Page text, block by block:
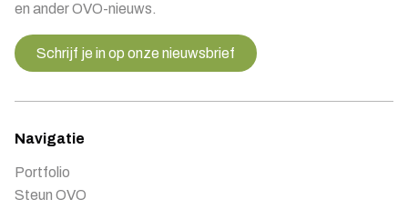
en ander OVO-nieuws.
Schrijf je in op onze nieuwsbrief
Navigatie
Portfolio
Steun OVO